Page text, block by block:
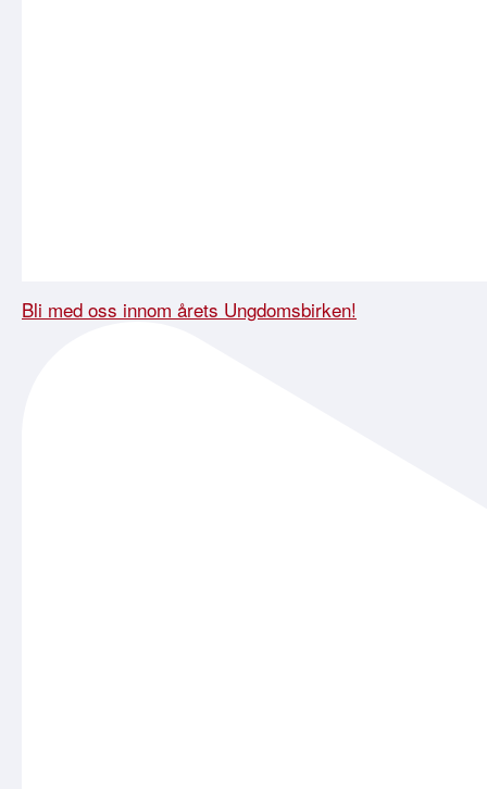
Bli med oss innom årets Ungdomsbirken!